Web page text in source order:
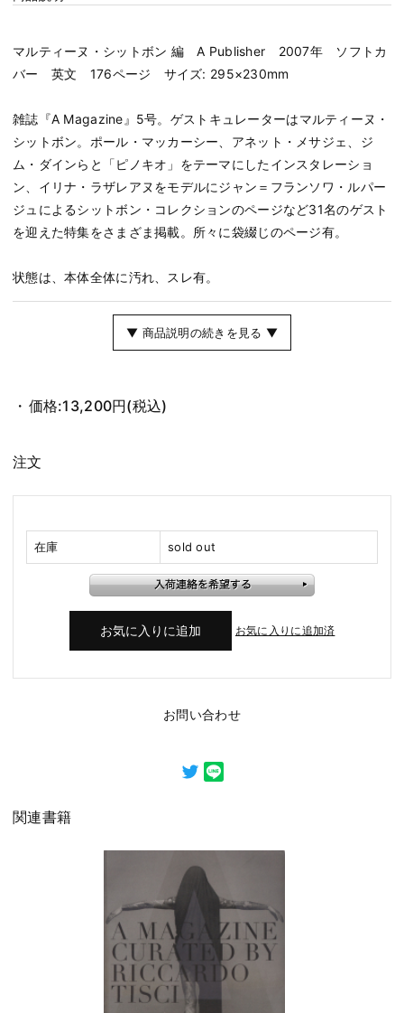
マルティーヌ・シットボン 編 A Publisher 2007年 ソフトカ
バー 英文 176ページ サイズ: 295×230mm
雑誌『A Magazine』5号。ゲストキュレーターはマルティーヌ・
シットボン。ポール・マッカーシー、アネット・メサジェ、ジ
ム・ダインらと「ピノキオ」をテーマにしたインスタレーショ
ン、イリナ・ラザレアヌをモデルにジャン＝フランソワ・ルパー
ジュによるシットボン・コレクションのページなど31名のゲスト
を迎えた特集をさまざま掲載。所々に袋綴じのページ有。
状態は、本体全体に汚れ、スレ有。
▼ 商品説明の続きを見る ▼
価格:13,200円(税込)
注文
在庫 sold out
お気に入りに追加済
お問い合わせ
関連書籍